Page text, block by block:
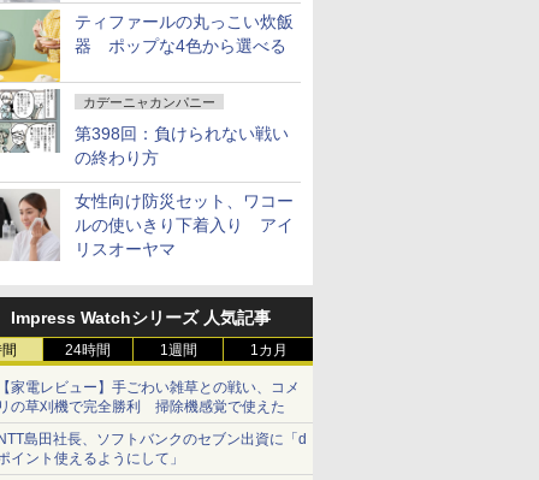
ティファールの丸っこい炊飯
器 ポップな4色から選べる
カデーニャカンパニー
第398回：負けられない戦い
の終わり方
女性向け防災セット、ワコー
ルの使いきり下着入り アイ
リスオーヤマ
Impress Watchシリーズ 人気記事
24時間 1週間 1カ月
家電レビュー】手ごわい雑草との戦い、コメ
の草刈機で完全勝利 掃除機感覚で使えた
島田社長、ソフトバンクのセブン出資に「d
イント使えるようにして」